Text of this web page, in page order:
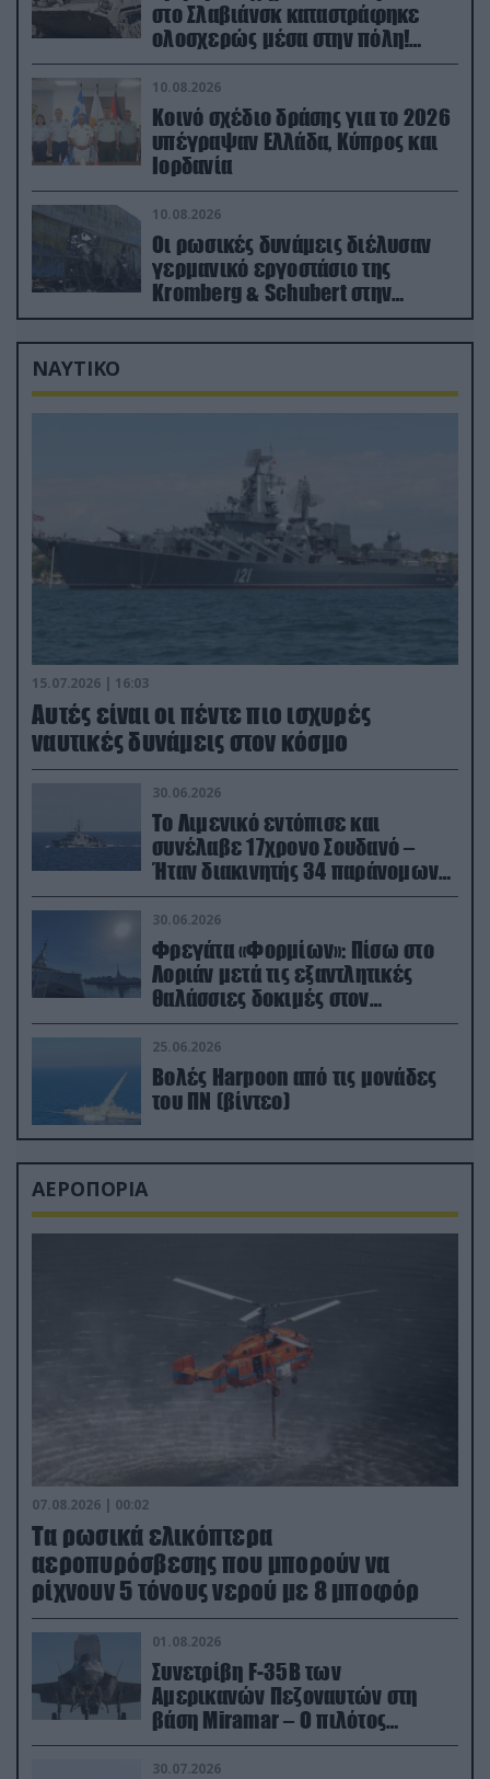
στο Σλαβιάνσκ καταστράφηκε
ολοσχερώς μέσα στην πόλη!
(βίντεο)
10.08.2026
Κοινό σχέδιο δράσης για το 2026
υπέγραψαν Ελλάδα, Κύπρος και
Ιορδανία
10.08.2026
Οι ρωσικές δυνάμεις διέλυσαν
γερμανικό εργοστάσιο της
Kromberg & Schubert στην
Ουκρανία (βίντεο)
ΝΑΥΤΙΚΟ
15.07.2026 | 16:03
Aυτές είναι οι πέντε πιο ισχυρές
ναυτικές δυνάμεις στον κόσμο
30.06.2026
Το Λιμενικό εντόπισε και
συνέλαβε 17χρονο Σουδανό –
Ήταν διακινητής 34 παράνομων
μεταναστών
30.06.2026
Φρεγάτα «Φορμίων»: Πίσω στο
Λοριάν μετά τις εξαντλητικές
θαλάσσιες δοκιμές στον
απαιτητικό Βισκαϊκό
25.06.2026
Βολές Harpoon από τις μονάδες
του ΠΝ (βίντεο)
ΑΕΡΟΠΟΡΙΑ
07.08.2026 | 00:02
Τα ρωσικά ελικόπτερα
αεροπυρόσβεσης που μπορούν να
ρίχνουν 5 τόνους νερού με 8 μποφόρ
01.08.2026
Συνετρίβη F-35B των
Αμερικανών Πεζοναυτών στη
βάση Miramar – Ο πιλότος
εκτινάχθηκε εγκαίρως
30.07.2026